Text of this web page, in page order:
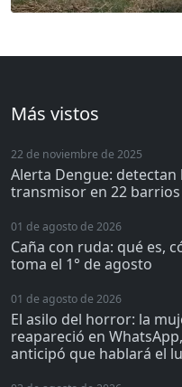
Más vistos
22 de noviembre de 2025
Alerta Dengue:
transmisor en 22
01 de agosto de 2026
Caña con ruda: qué es,
toma el 1° de agosto
01 de agosto de 2026
El asilo del horror: la
reapareció en
anticipó que hablará el